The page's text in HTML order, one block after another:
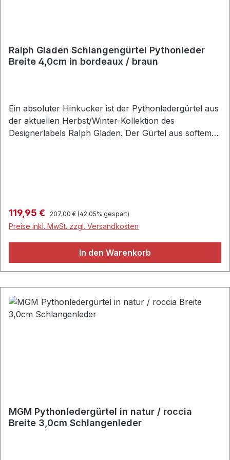
Ralph Gladen Schlangengürtel Pythonleder
Breite 4,0cm in bordeaux / braun
Ein absoluter Hinkucker ist der Pythonledergürtel aus
der aktuellen Herbst/Winter-Kollektion des
Designerlabels Ralph Gladen. Der Gürtel aus softem
mit Qualität und Design.Desinger: Ralph Gladen
Freizeitgürtel/ Casual aus weichem Schlangenleder
Breite: 4,0cm Eckige Gürtelschließe aus hochwertigem
Metall Gürtelschlaufe aus strapazierfähigem
Schlangen-Leder Handgefertigt in Italien Material:
100% Schlangen-Leder Farbe: bordeaux-braun
Verkaufspreis:
119,95 € Regulärer Preis:
207,00 € (42.05% gespart)
Preise inkl. MwSt. zzgl. Versandkosten
In den Warenkorb
MGM Pythonledergürtel in natur / roccia
Breite 3,0cm Schlangenleder